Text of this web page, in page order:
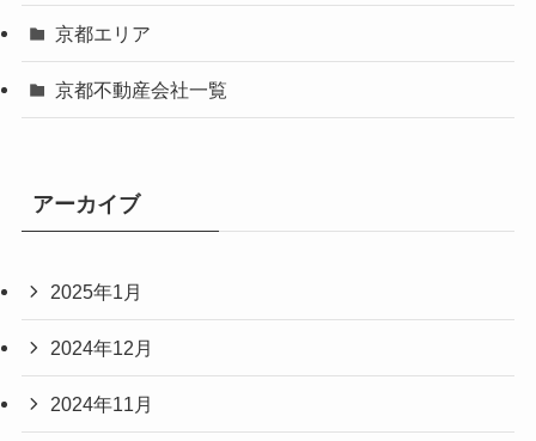
京都エリア
京都不動産会社一覧
アーカイブ
2025年1月
2024年12月
2024年11月